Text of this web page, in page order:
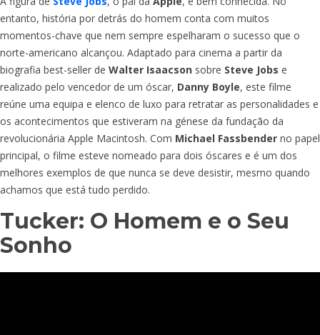
entanto, história por detrás do homem conta com muitos
momentos-chave que nem sempre espelharam o sucesso que o
norte-americano alcançou. Adaptado para cinema a partir da
biografia best-seller de Walter Isaacson sobre Steve Jobs e
realizado pelo vencedor de um óscar, Danny Boyle, este filme
reúne uma equipa e elenco de luxo para retratar as personalidades e
os acontecimentos que estiveram na génese da fundação da
revolucionária Apple Macintosh. Com Michael Fassbender no papel
principal, o filme esteve nomeado para dois óscares e é um dos
melhores exemplos de que nunca se deve desistir, mesmo quando
achamos que está tudo perdido.
Tucker: O Homem e o Seu
Sonho